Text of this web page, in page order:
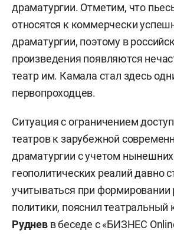
драматургии. Отметим, что
относятся к коммерчески
драматургии, поэтому в
произведения появляются
театр им. Камала стал здесь
первопроходцев.
Ситуация с ограничением
театров к зарубежной
драматургии с учетом нынешних
геополитических реалий давно
учитываться при формировании
политики, пояснил театральный
Руднев в беседе с «БИЗНЕС